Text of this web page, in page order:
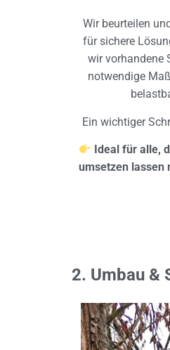
Wir beurteilen
für sichere
wir vorhandene
notwendige
Ein wichtiger
Ideal für alle,
umsetzen lassen
2. Umbau &